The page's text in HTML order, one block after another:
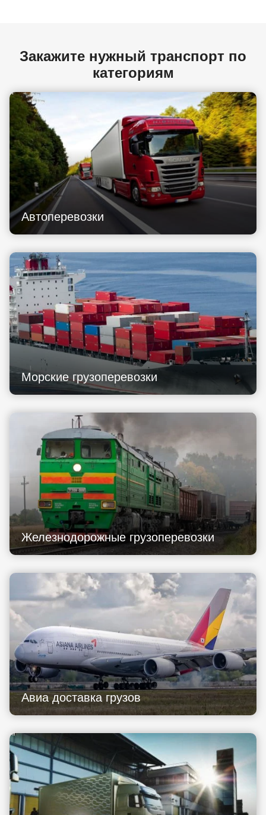
Закажите нужный транспорт по
категориям
Автоперевозки
Морские грузоперевозки
Железнодорожные грузоперевозки
Авиа доставка грузов